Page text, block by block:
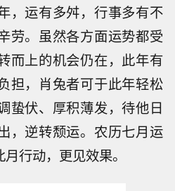
，运有多舛，行事多有不
劳。虽然各方面运势都受
而上的机会仍在，此年有
担，肖兔者可于此年轻松
蛰伏、厚积薄发，待他日
，逆转颓运。农历七月运
行动，更见效果。